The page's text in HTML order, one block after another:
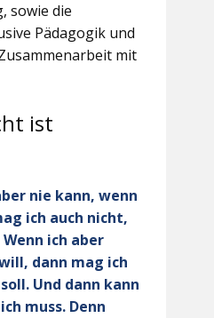
sowie die
Pädagogik und
mit
ist
nie kann, wenn
ich auch nicht,
ich aber
dann mag ich
Und dann kann
muss. Denn